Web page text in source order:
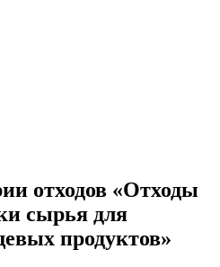
отходов «Отходы
сырья для
продуктов»